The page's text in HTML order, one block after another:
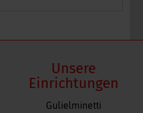
Unsere
Einrichtungen
Navigation
Gulielminetti